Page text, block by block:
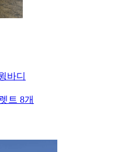
바디
트 8개